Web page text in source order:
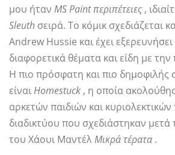
μου ήταν MS Paint περιπέτειες ,
Sleuth σειρά. Το κόμικ σχεδιάζεται
Andrew Hussie και έχει
διαφορετικά θέματα και είδη με
Η πιο πρόσφατη και πιο δημοφιλής
είναιHomestuck , η οποία
αρκετών παιδιών και
διαδικτύου που σχεδιάστηκαν
του Χάουι ΜαντέλΜικρά τέρατα .